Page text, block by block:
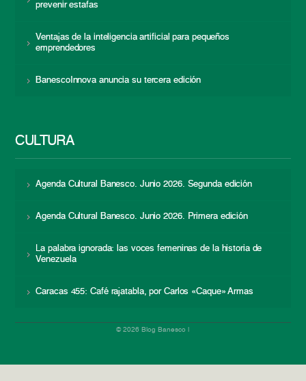
prevenir estafas
Ventajas de la inteligencia artificial para pequeños
emprendedores
BanescoInnova anuncia su tercera edición
CULTURA
Agenda Cultural Banesco. Junio 2026. Segunda edición
Agenda Cultural Banesco. Junio 2026. Primera edición
La palabra ignorada: las voces femeninas de la historia de
Venezuela
Caracas 455: Café rajatabla, por Carlos «Caque» Armas
© 2026 Blog Banesco |